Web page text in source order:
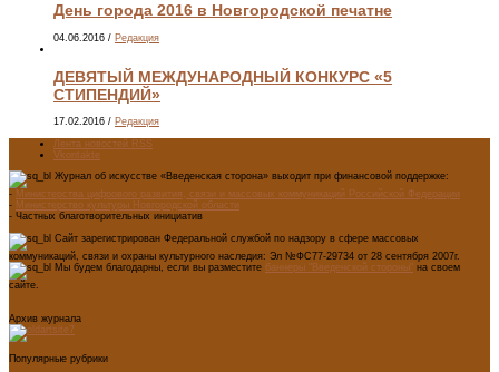
День города 2016 в Новгородской печатне
04.06.2016 / Редакция
ДЕВЯТЫЙ МЕЖДУНАРОДНЫЙ КОНКУРС «5
СТИПЕНДИЙ»
17.02.2016 / Редакция
Лента новостей RSS
Vkontakte
Журнал об искусстве «Введенская сторона» выходит при финансовой поддержке:
- Министерства цифрового развития, связи и массовых коммуникаций Российской Федерации
- Министерство культуры Новгородской области
- Частных благотворительных инициатив
Сайт зарегистрирован Федеральной службой по надзору в сфере массовых
коммуникаций, связи и охраны культурного наследия: Эл №ФС77-29734 от 28 сентября 2007г.
Мы будем благодарны, если вы разместите баннеры "Введенской стороны" на своем
сайте.
Архив журнала
Популярные рубрики